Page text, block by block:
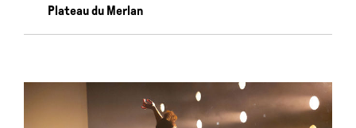
Plateau du Merlan